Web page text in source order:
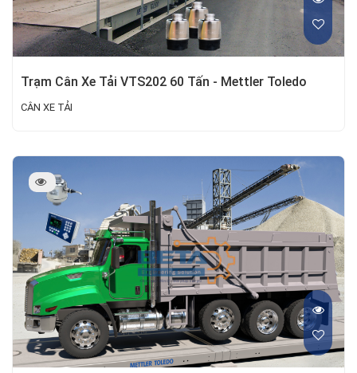
Trạm Cân Xe Tải VTS202 60 Tấn - Mettler Toledo
CÂN XE TẢI